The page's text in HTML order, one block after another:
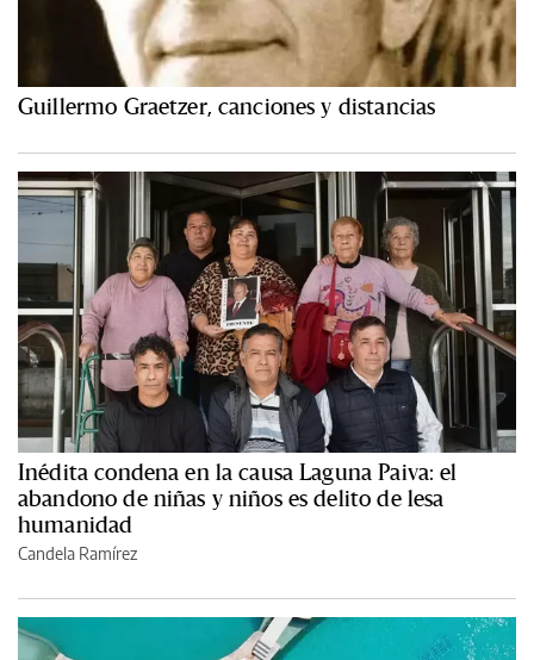
Guillermo Graetzer, canciones y distancias
Inédita condena en la causa Laguna Paiva: el
abandono de niñas y niños es delito de lesa
humanidad
Candela Ramírez